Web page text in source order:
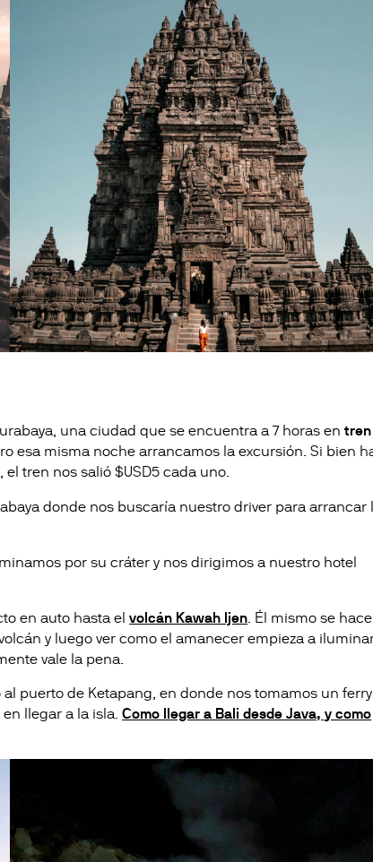
una ciudad que se encuentra a 7 horas en tren
esa misma noche arrancamos la excursión. Si bien
tren nos salió $USD5 cada uno.
donde nos buscaría nuestro driver para arrancar
por su cráter y nos dirigimos a nuestro hotel
en auto hasta elvolcán Kawah Ijen . Él mismo se hace
y luego ver como el amanecer empieza a
vale la pena.
puerto de Ketapang, en donde nos tomamos un ferry
en llegar a la isla.Como llegar a Bali desde Java, y como